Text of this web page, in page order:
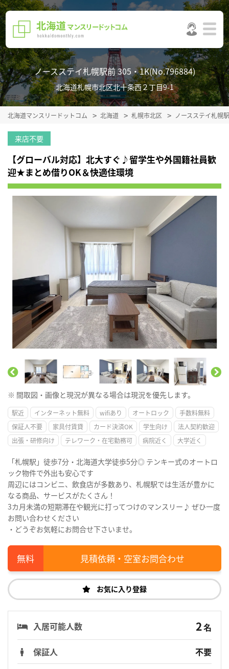
ノースステイ札幌駅前 305・1K(No.796884)
北海道札幌市北区北十条西２丁目9-1
北海道マンスリードットコム 北海道 札幌市北区 ノースステイ札幌
来店不要
【グローバル対応】北大すぐ♪留学生や外国籍社員歓
迎★まとめ借りOK＆快適住環境
※ 間取図・画像と現況が異なる場合は現況を優先します。
駅近 インターネット無料 wifiあり オートロック
手数料無料
保証人不要
家具付賃貸 カード決済OK 学生向け
法人契約歓迎
出張・研修向け
テレワーク・在宅勤務可 病院近く 大学近く
「札幌駅」徒歩7分・北海道大学徒歩5分◎ テンキー式のオートロ
ック物件で外出も安心です
周辺にはコンビニ、飲食店が多数あり、札幌駅では生活が豊かに
なる商品、サービスがたくさん！
3カ月未満の短期滞在や観光に打ってつけのマンスリー♪ ぜひ一度
お問い合わせください
・どうぞお気軽にお問合せ下さいませ。
見積依頼・空室お問合わせ
お気に入り登録
入居可能人数 2名
保証人
不要